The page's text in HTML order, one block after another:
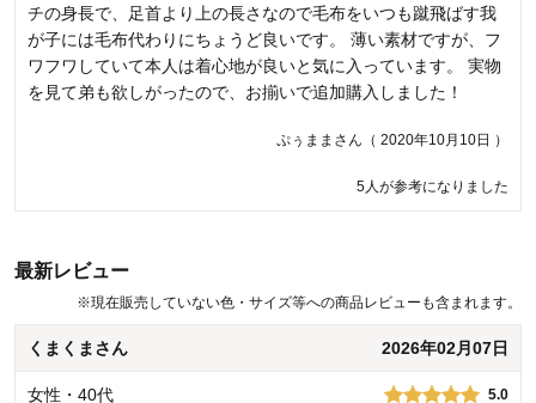
チの身長で、足首より上の長さなので毛布をいつも蹴飛ばす我
が子には毛布代わりにちょうど良いです。 薄い素材ですが、フ
ワフワしていて本人は着心地が良いと気に入っています。 実物
を見て弟も欲しがったので、お揃いで追加購入しました！
ぷぅままさん（ 2020年10月10日 ）
5人が参考になりました
すが、ゴミ箱行きです。 お値段の割に…という購入を後悔した
お品でした。
モチコチキンさん（ 2021年05月15日 ）
商品のご購入、ならびにレビューのご投稿を誠にありがとうございま
ございません。今回のお声を元に、お客様にもっとご満足いただける
9人が参考になりました
最新レビュー
※現在販売していない色・サイズ等への商品レビューも含まれます。
くまくまさん 2026年02月07日
女性・40代 5.0